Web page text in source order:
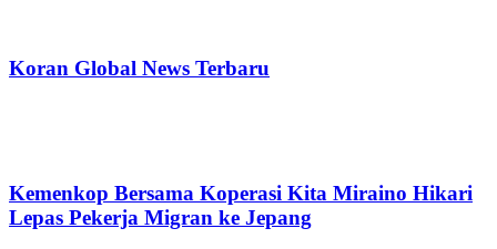
Koran Global News Terbaru
Kemenkop Bersama Koperasi Kita Miraino Hikari
Lepas Pekerja Migran ke Jepang